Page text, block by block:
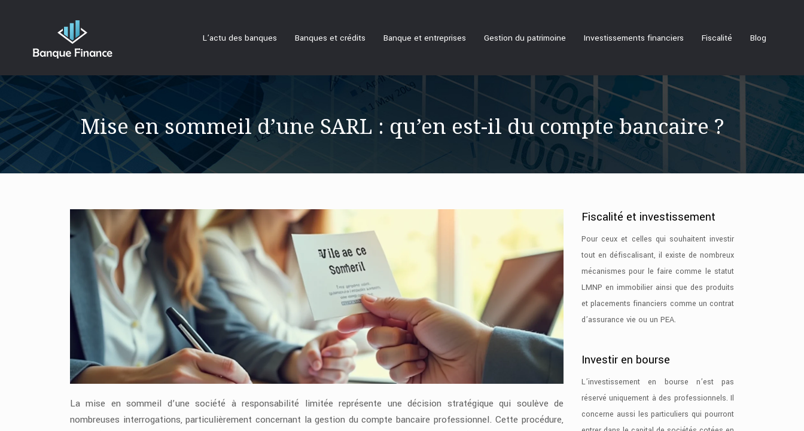
L’actu des banques Banques et crédits Banque et entreprises Gestion du patrimoine Investissements financiers Fiscalité Blog
Mise en sommeil d’une SARL : qu’en est-il du compte bancaire ?
La mise en sommeil d’une société à responsabilité limitée représente une décision stratégique qui soulève de
nombreuses interrogations, particulièrement concernant la gestion du compte bancaire professionnel. Cette procédure,
Fiscalité et investissement
Pour ceux et celles qui souhaitent investir
tout en défiscalisant, il existe de nombreux
mécanismes pour le faire comme le statut
LMNP en immobilier ainsi que des produits
et placements financiers comme un contrat
d’assurance vie ou un PEA.
Investir en bourse
L’investissement en bourse n’est pas
réservé uniquement à des professionnels. Il
concerne aussi les particuliers qui pourront